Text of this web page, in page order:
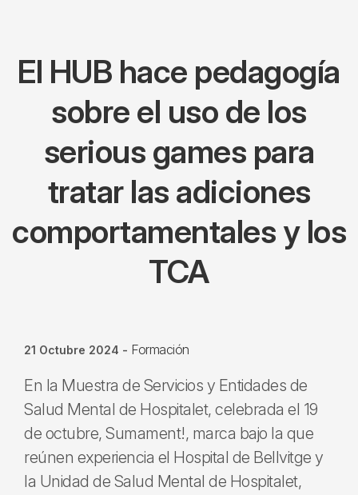
El HUB hace pedagogía
sobre el uso de los
serious games para
tratar las adiciones
comportamentales y los
TCA
21 Octubre 2024 - Formación
En la Muestra de Servicios y Entidades de
Salud Mental de Hospitalet, celebrada el 19
de octubre, Sumament!, marca bajo la que
reúnen experiencia el Hospital de Bellvitge y
la Unidad de Salud Mental de Hospitalet,